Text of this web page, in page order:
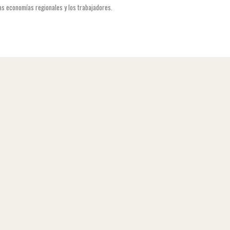
economías regionales y los trabajadores.